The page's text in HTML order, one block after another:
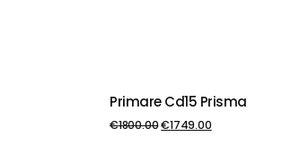
PIEVIENOT GROZAM
Primare Cd15 Prisma
€1800.00€1749.00